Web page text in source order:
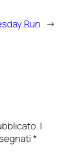
Run →
I
*